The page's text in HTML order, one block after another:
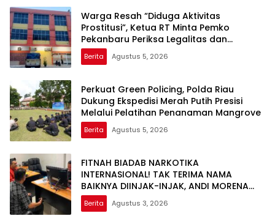
Warga Resah “Diduga Aktivitas
Prostitusi”, Ketua RT Minta Pemko
Pekanbaru Periksa Legalitas dan
Aktivitas Z Homestay di Jalan Tanjung
Datuk
Berita Agustus 5, 2026
Perkuat Green Policing, Polda Riau
Dukung Ekspedisi Merah Putih Presisi
Melalui Pelatihan Penanaman Mangrove
Berita Agustus 5, 2026
FITNAH BIADAB NARKOTIKA
INTERNASIONAL! TAK TERIMA NAMA
BAIKNYA DIINJAK-INJAK, ANDI MORENA
DECLARE WAR: SIAP Bantai DAN SERET
AKUN PEMBUNUH KARAKTER KE PENJARA
Berita Agustus 3, 2026